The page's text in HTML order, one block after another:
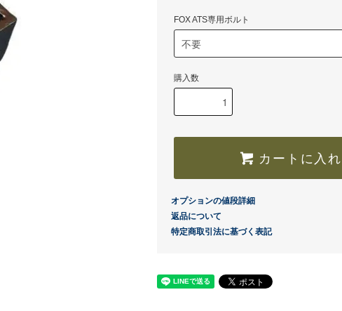
FOX ATS専用ボルト
購入数
カートに入
オプションの値段詳細
返品について
特定商取引法に基づく表記